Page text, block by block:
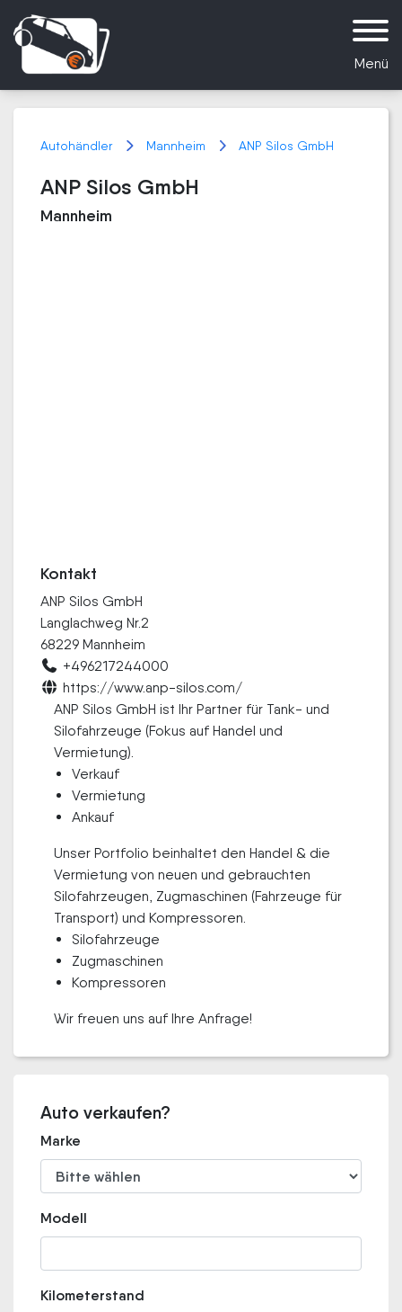
Menü
Autohändler Mannheim ANP Silos GmbH
ANP Silos GmbH
Mannheim
Kontakt
ANP Silos GmbH
Langlachweg Nr.2
68229 Mannheim
+496217244000
https://www.anp-silos.com/
ANP Silos GmbH ist Ihr Partner für Tank- und
Silofahrzeuge (Fokus auf Handel und
Vermietung).
Verkauf
Vermietung
Ankauf
Unser Portfolio beinhaltet den Handel & die
Vermietung von neuen und gebrauchten
Silofahrzeugen, Zugmaschinen (Fahrzeuge für
Transport) und Kompressoren.
Silofahrzeuge
Zugmaschinen
Kompressoren
Wir freuen uns auf Ihre Anfrage!
Auto verkaufen?
Marke
Modell
Kilometerstand